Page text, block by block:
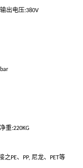
出电压:380V
重:220KG
之PE、 PP, 尼龙、 PET等